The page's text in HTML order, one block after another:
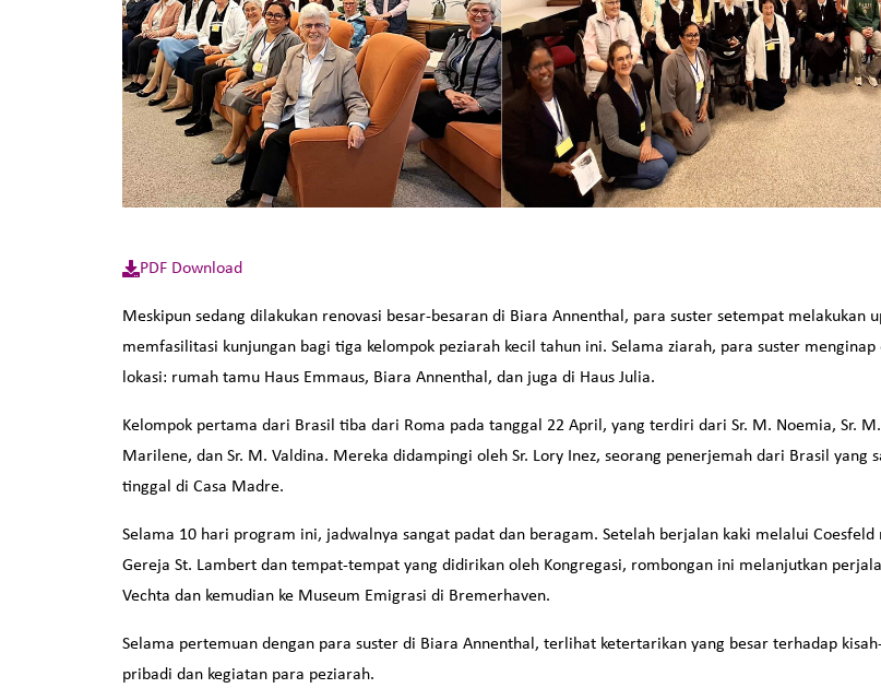
PDF Download
Meskipun sedang dilakukan renovasi besar-besaran di Biara Annenthal, para suster setempat melakukan
memfasilitasi kunjungan bagi tiga kelompok peziarah kecil tahun ini. Selama ziarah, para suster menginap
lokasi: rumah tamu Haus Emmaus, Biara Annenthal, dan juga di Haus Julia.
Kelompok pertama dari Brasil tiba dari Roma pada tanggal 22 April, yang terdiri dari Sr. M. Noemia, Sr.
Marilene, dan Sr. M. Valdina. Mereka didampingi oleh Sr. Lory Inez, seorang penerjemah dari Brasil yang
tinggal di Casa Madre.
Selama 10 hari program ini, jadwalnya sangat padat dan beragam. Setelah berjalan kaki melalui Coesfeld
Gereja St. Lambert dan tempat-tempat yang didirikan oleh Kongregasi, rombongan ini melanjutkan
Vechta dan kemudian ke Museum Emigrasi di Bremerhaven.
Selama pertemuan dengan para suster di Biara Annenthal, terlihat ketertarikan yang besar terhadap
pribadi dan kegiatan para peziarah.